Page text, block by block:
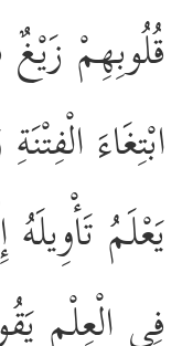
قُلُوبِهِمْ زَيْغٌ
ابْتِغَاءَ
يَعْلَمُ
فِي الْعِلْمِ